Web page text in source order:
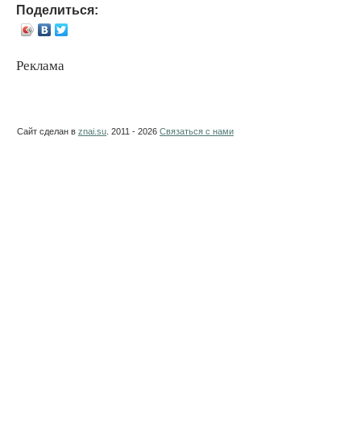
Поделиться:
Реклама
Сайт сделан в znai.su . 2011 - 2026 Связаться с нами